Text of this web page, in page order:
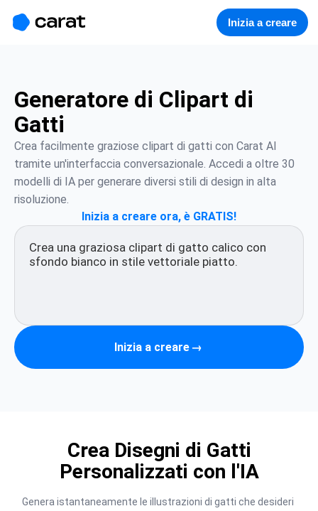
Inizia a creare
Generatore di Clipart di
Gatti
Crea facilmente graziose clipart di gatti con Carat AI
tramite un'interfaccia conversazionale. Accedi a oltre 30
modelli di IA per generare diversi stili di design in alta
risoluzione.
Inizia a creare ora, è GRATIS!
Inizia a creare →
Crea Disegni di Gatti
Personalizzati con l'IA
Genera istantaneamente le illustrazioni di gatti che desideri